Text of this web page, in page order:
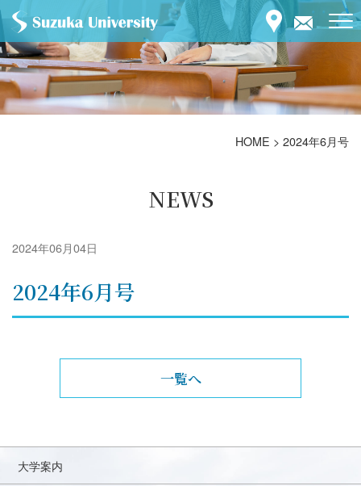
HOME > 2024年6月号
NEWS
2024年06月04日
2024年6月号
一覧へ
大学案内